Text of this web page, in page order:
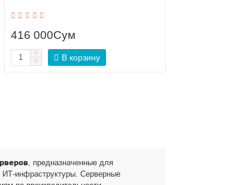
416 000Сум
В корзину
, предназначенные для
ИТ-инфраструктуры. Серверные